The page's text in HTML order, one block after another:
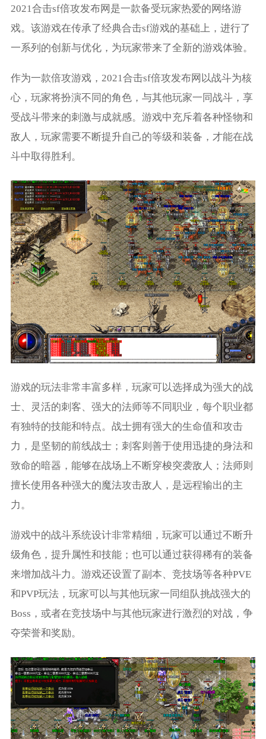
2021合击sf倍攻发布网是一款备受玩家热爱的网络游
戏。该游戏在传承了经典合击sf游戏的基础上，进行了
一系列的创新与优化，为玩家带来了全新的游戏体验。
作为一款倍攻游戏，2021合击sf倍攻发布网以战斗为核
心，玩家将扮演不同的角色，与其他玩家一同战斗，享
受战斗带来的刺激与成就感。游戏中充斥着各种怪物和
敌人，玩家需要不断提升自己的等级和装备，才能在战
斗中取得胜利。
游戏的玩法非常丰富多样，玩家可以选择成为强大的战
士、灵活的刺客、强大的法师等不同职业，每个职业都
有独特的技能和特点。战士拥有强大的生命值和攻击
力，是坚韧的前线战士；刺客则善于使用迅捷的身法和
致命的暗器，能够在战场上不断穿梭突袭敌人；法师则
擅长使用各种强大的魔法攻击敌人，是远程输出的主
力。
游戏中的战斗系统设计非常精细，玩家可以通过不断升
级角色，提升属性和技能；也可以通过获得稀有的装备
来增加战斗力。游戏还设置了副本、竞技场等各种PVE
和PVP玩法，玩家可以与其他玩家一同组队挑战强大的
Boss，或者在竞技场中与其他玩家进行激烈的对战，争
夺荣誉和奖励。